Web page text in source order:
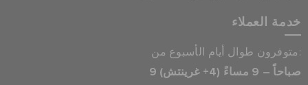
خدمة العملاء
متوفرون طوال أيام الأسبوع من:
9 صباحاً – 9 مساءً (4+ غرينتش)